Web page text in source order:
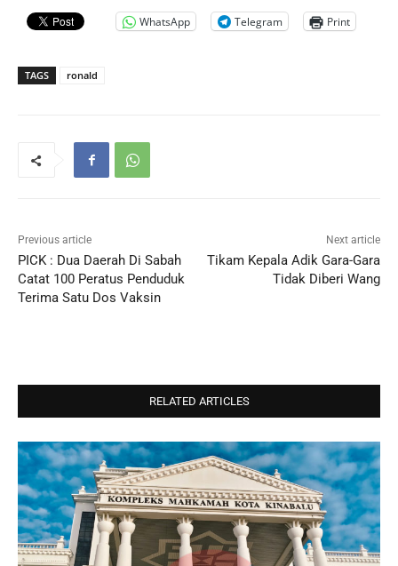
WhatsApp Telegram Print
TAGS ronald
Previous article
PICK : Dua Daerah Di Sabah
Catat 100 Peratus Penduduk
Terima Satu Dos Vaksin
Next article
Tikam Kepala Adik Gara-Gara
Tidak Diberi Wang
RELATED ARTICLES